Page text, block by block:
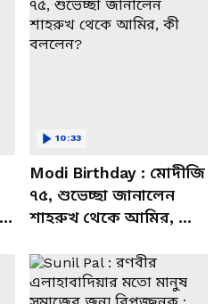
Modi Birthday : মোদীজি
৭৫, শুভেচ্ছা জানালেন
শাহরুখ থেকে আমির, কী
10:33